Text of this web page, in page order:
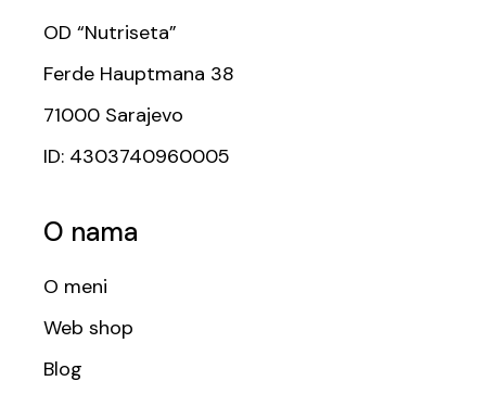
OD “Nutriseta”
Ferde Hauptmana 38
71000 Sarajevo
ID: 4303740960005
O nama
O meni
Web shop
Blog